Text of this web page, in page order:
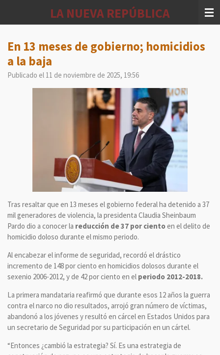
principal
LA NUEVA REPÚBLICA
En 13 meses de gobierno; homicidios
a la baja
Publicado el 11 de noviembre de 2025, 19:56
Tras resaltar que en 13 meses el gobierno federal ha detenido a 37
mil generadores de violencia, la presidenta Claudia Sheinbaum
Pardo dio a conocer la reducción de 37 por cientoen el delito de
homicidio doloso durante el mismo periodo.
Al encabezar el informe de seguridad, recordó el drástico
incremento de 148 por ciento en homicidios dolosos durante el
sexenio 2006-2012, y de 42 por ciento en el periodo 2012-2018.
La primera mandataria reafirmó que durante esos 12 años la guerra
contra el narco no dio resultados, arrojó gran número de víctimas,
abandonó a los jóvenes y resultó en cárcel en Estados Unidos para
un secretario de Seguridad por su participación en un cártel.
“Entonces ¿cambió la estrategia? Sí. Es una estrategia de